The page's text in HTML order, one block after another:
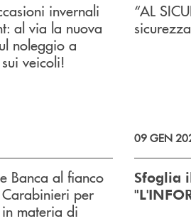
invernali
al via la nuova
noleggio a
veicoli!
“AL
Banca al fianco
per
materia di
09 GEN
Sfoglia